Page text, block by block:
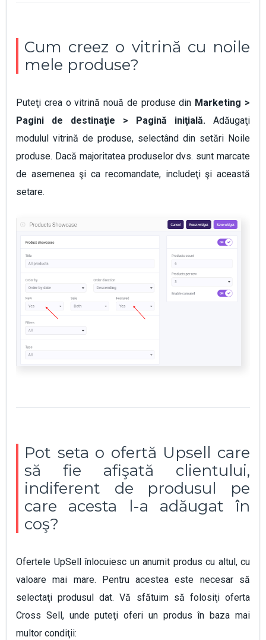
Cum creez o vitrină cu noile
mele produse?
Puteţi crea o vitrină nouă de produse din Marketing >
Pagini de destinaţie > Pagină iniţială. Adăugaţi
modulul vitrină de produse, selectând din setări Noile
produse. Dacă majoritatea produselor dvs. sunt marcate
de asemenea şi ca recomandate, includeţi şi această
setare.
Pot seta o ofertă Upsell care
să fie afişată clientului,
indiferent de produsul pe
care acesta l-a adăugat în
coş?
Ofertele UpSell înlocuiesc un anumit produs cu altul, cu
valoare mai mare. Pentru acestea este necesar să
selectaţi produsul dat. Vă sfătuim să folosiţi oferta
Cross Sell, unde puteţi oferi un produs în baza mai
multor condiţii: